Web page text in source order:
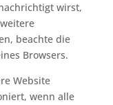
wirst,
beachte die
Browsers.
Website
wenn alle